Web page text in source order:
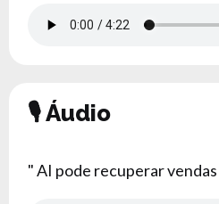
🎙 Áudio
" AI pode recuperar